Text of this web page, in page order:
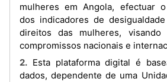
mulheres em Angola, efectuar o
dos indicadores de
direitos das mulheres, visando
compromissos nacionais e
2. Esta plataforma digital é baseada na gestão de
dados, dependente de uma